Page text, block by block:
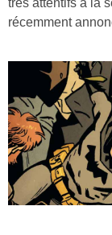
très attentifs à la
récemment